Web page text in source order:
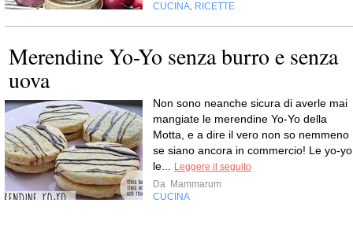
CUCINA RICETTE
Merendine Yo-Yo senza burro e senza
uova
Non sono neanche sicura di averle mai
mangiate le merendine Yo-Yo della
Motta, e a dire il vero non so nemmeno
se siano ancora in commercio! Le yo-
le...
Leggere il seguito
Da Mammarum
CUCINA